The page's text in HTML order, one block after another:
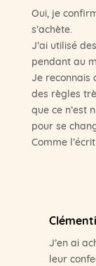
Oui, je
s’achète.
J’ai utilisé
pendant au
Je reconnais
des règles
que ce n’est
pour se
Comme
J’en ai
leur